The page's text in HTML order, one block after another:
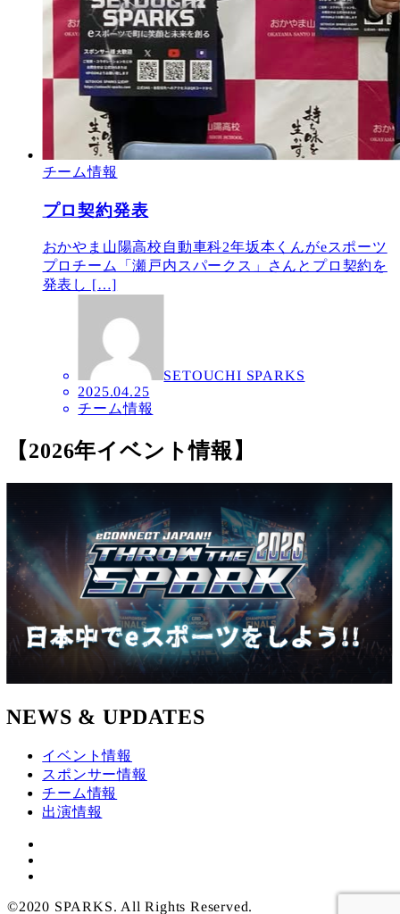
チーム情報
プロ契約発表
おかやま山陽高校自動車科2年坂本くんがeスポーツ
プロチーム「瀬戸内スパークス」さんとプロ契約を
発表し […]
SETOUCHI SPARKS
2025.04.25
チーム情報
【2026年イベント情報】
NEWS & UPDATES
イベント情報
スポンサー情報
チーム情報
出演情報
©2020 SPARKS. All Rights Reserved.